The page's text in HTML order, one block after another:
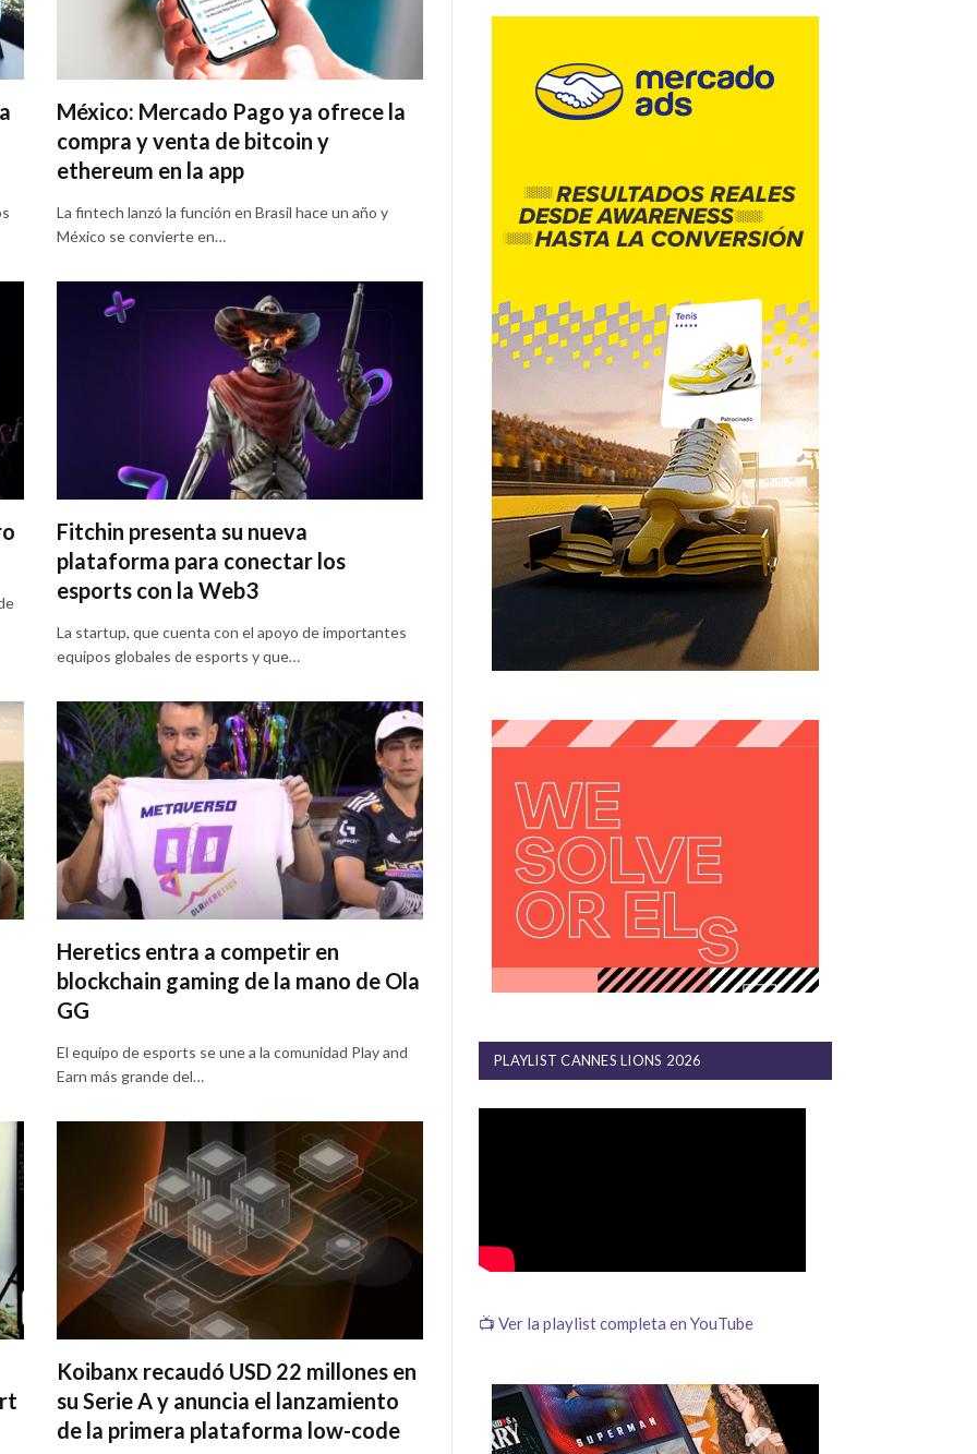
México: Mercado Pago ya ofrece la
compra y venta de bitcoin y
ethereum en la app
La fintech lanzó la función en Brasil hace un año y
México se convierte en…
Fitchin presenta su nueva
plataforma para conectar los
esports con la Web3
La startup, que cuenta con el apoyo de importantes
equipos globales de esports y que…
Heretics entra a competir en
blockchain gaming de la mano de Ola
GG
El equipo de esports se une a la comunidad Play and
Earn más grande del…
Koibanx recaudó USD 22 millones en
su Serie A y anuncia el lanzamiento
de la primera plataforma low-code
PLAYLIST CANNES LIONS 2026
📺 Ver la playlist completa en YouTube